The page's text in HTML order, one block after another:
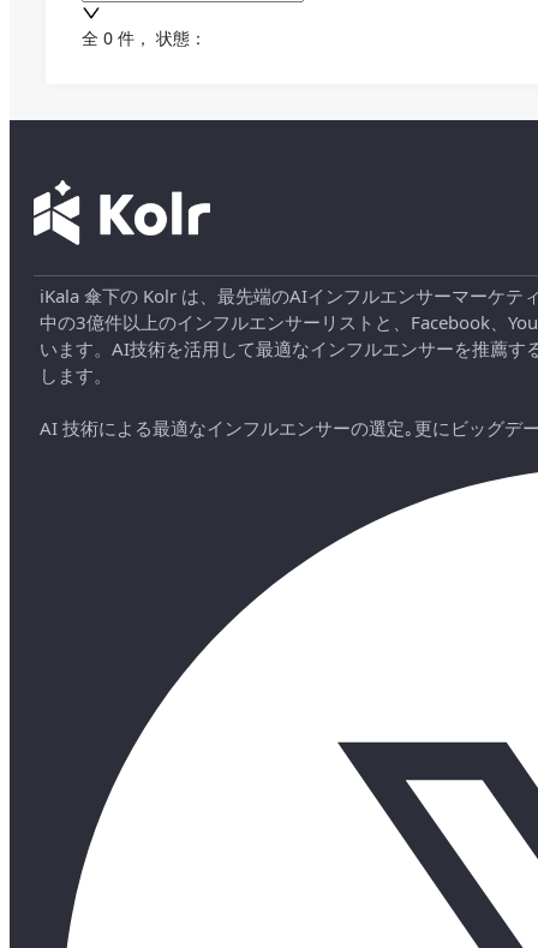
全 0 件 ， 状態：
iKala 傘下の Kolr は、最先端のAIインフルエンサーマーケ
中の3億件以上のインフルエンサーリストと、Facebook、
います。AI技術を活用して最適なインフルエンサーを推薦
します。
AI 技術による最適なインフルエンサーの選定｡更にビッグデ